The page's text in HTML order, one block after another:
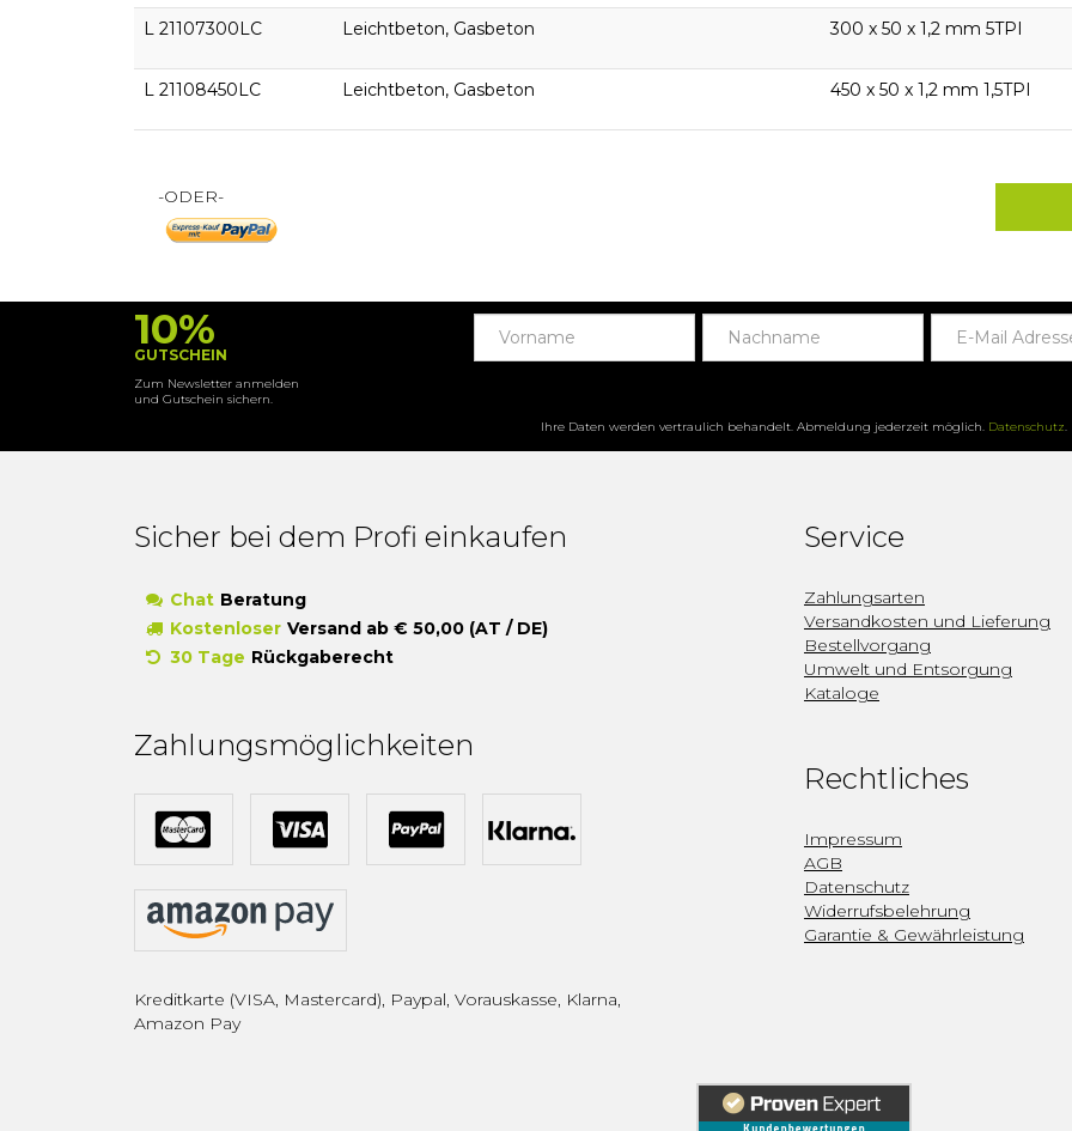
L 21107300LC Leichtbeton, Gasbeton 300 x 50 x 1,2 mm 5TPI
L 21108450LC Leichtbeton, Gasbeton 450 x 50 x 1,2 mm 1,5TPI
-ODER-
10%
GUTSCHEIN
Zum Newsletter anmelden
und Gutschein sichern.
Ihre Daten werden vertraulich behandelt. Abmeldung jederzeit möglich. Datenschutz.
Sicher bei dem Profi einkaufen
Chat Beratung
Kostenloser Versand ab € 50,00 (AT / DE)
30 Tage Rückgaberecht
Zahlungsmöglichkeiten
Kreditkarte (VISA, Mastercard), Paypal, Vorauskasse, Klarna,
Amazon Pay
Service
Zahlungsarten
Versandkosten und Lieferung
Bestellvorgang
Umwelt und Entsorgung
Kataloge
Rechtliches
Impressum
AGB
Datenschutz
Widerrufsbelehrung
Garantie & Gewährleistung